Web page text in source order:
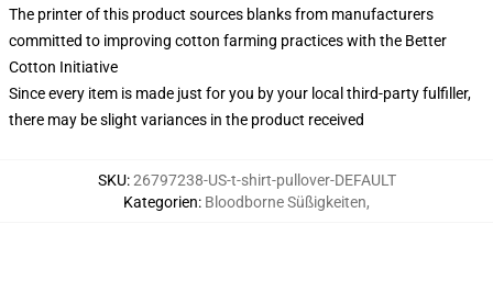
The printer of this product sources blanks from manufacturers
committed to improving cotton farming practices with the Better
Cotton Initiative
Since every item is made just for you by your local third-party fulfiller,
there may be slight variances in the product received
SKU:26797238-US-t-shirt-pullover-DEFAULT
Kategorien: Bloodborne Süßigkeiten,